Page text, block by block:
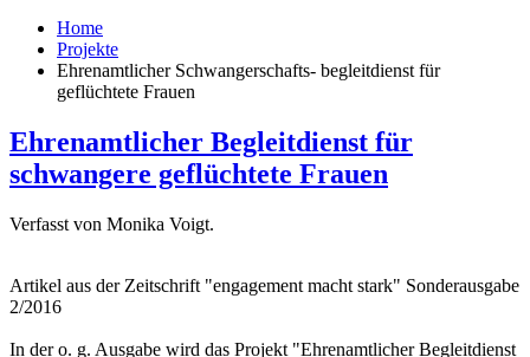
Home
Projekte
Ehrenamtlicher Schwangerschafts- begleitdienst für
geflüchtete Frauen
Ehrenamtlicher Begleitdienst für
schwangere geflüchtete Frauen
Verfasst von Monika Voigt.
Artikel aus der Zeitschrift "engagement macht stark" Sonderausgabe
2/2016
In der o. g. Ausgabe wird das Projekt "Ehrenamtlicher Begleitdienst